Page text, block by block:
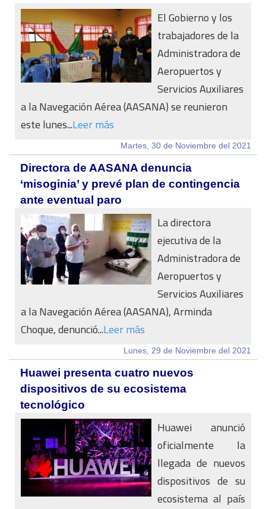
El Gobierno y los
trabajadores de la
Administradora de
Aeropuertos y
Servicios Auxiliares
a la Navegación Aérea (AASANA) se reunieron
este lunes...Leer más
Martes, 30 de Noviembre del 2021
Directora de AASANA denuncia
‘misoginia’ y prevé plan de contingencia
ante eventual paro
La directora
ejecutiva de la
Administradora de
Aeropuertos y
Servicios Auxiliares
a la Navegación Aérea (AASANA), Arminda
Choque, denunció...Leer más
Lunes, 29 de Noviembre del 2021
Huawei presenta cuatro nuevos
dispositivos de su ecosistema
tecnológico
Huawei anunció
oficialmente la
llegada de nuevos
dispositivos de su
ecosistema al país